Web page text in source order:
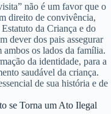
não é um favor que o
direito de convivência,
da Criança e do
dever dos pais assegurar
ambos os lados da família.
da identidade, para a
saudável da criança.
de sua história e de
se Torna um Ato Ilegal